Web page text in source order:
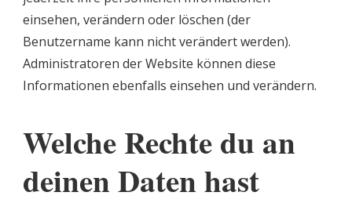
einsehen, verändern oder löschen (der
Benutzername kann nicht verändert werden).
Administratoren der Website können diese
Informationen ebenfalls einsehen und verändern.
Welche Rechte du an
deinen Daten hast